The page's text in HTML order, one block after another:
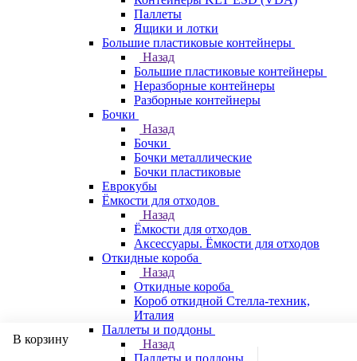
Паллеты
Ящики и лотки
Большие пластиковые контейнеры
Назад
Большие пластиковые контейнеры
Неразборные контейнеры
Разборные контейнеры
Бочки
Назад
Бочки
Бочки металлические
Бочки пластиковые
Еврокубы
Ёмкости для отходов
Назад
Ёмкости для отходов
Аксессуары. Ёмкости для отходов
Откидные короба
Назад
Откидные короба
Короб откидной Стелла-техник,
Италия
Паллеты и поддоны
Назад
Паллеты и поддоны
В корзину